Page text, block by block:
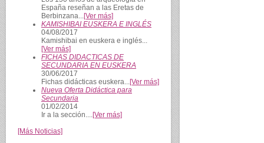
España reseñan a las Eretas de
Berbinzana...[Ver más]
KAMISHIBAI EUSKERA E INGLÉS
04/08/2017
Kamishibai en euskera e inglés...
[Ver más]
FICHAS DIDACTICAS DE
SECUNDARIA EN EUSKERA
30/06/2017
Fichas didácticas euskera...[Ver más]
Nueva Oferta Didáctica para
Secundaria
01/02/2014
Ir a la sección....[Ver más]
[Más Noticias]